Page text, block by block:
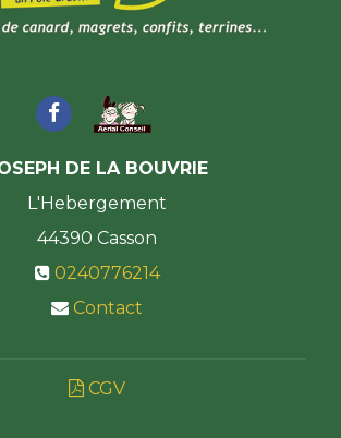
DE LA BOUVRIE
L'Hebergement
44390 Casson
0240776214
Contact
CGV